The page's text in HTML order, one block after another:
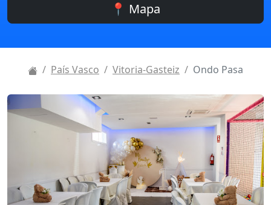
📍 Mapa
País Vasco Vitoria-Gasteiz Ondo Pasa